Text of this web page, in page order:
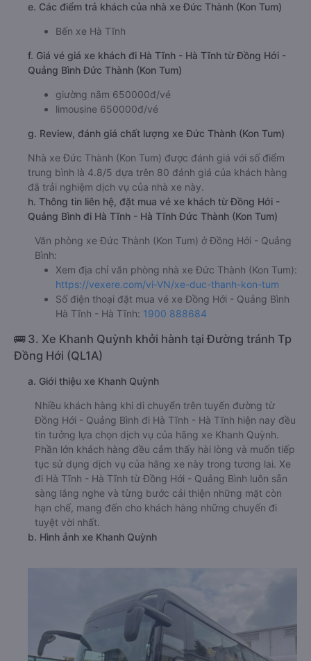
e. Các điểm trả khách của nhà xe Đức Thành (Kon Tum)
Bến xe Hà Tĩnh
f. Giá vé giá xe khách đi Hà Tĩnh - Hà Tĩnh từ Đồng Hới -
Quảng Bình Đức Thành (Kon Tum)
giường nằm 650000đ/vé
limousine 650000đ/vé
g. Review, đánh giá chất lượng xe Đức Thành (Kon Tum)
Nhà xe Đức Thành (Kon Tum) được đánh giá với số điểm
trung bình là 4.8/5 dựa trên 80 đánh giá của khách hàng
đã trải nghiệm dịch vụ của nhà xe này.
h. Thông tin liên hệ, đặt mua vé xe khách từ Đồng Hới -
Quảng Bình đi Hà Tĩnh - Hà Tĩnh Đức Thành (Kon Tum)
Văn phòng xe Đức Thành (Kon Tum) ở Đồng Hới - Quảng
Bình:
Xem địa chỉ văn phòng nhà xe Đức Thành (Kon Tum):
https://vexere.com/vi-VN/xe-duc-thanh-kon-tum
Số điện thoại đặt mua vé xe Đồng Hới - Quảng Bình
Hà Tĩnh - Hà Tĩnh: 1900 888684
🚌 3. Xe Khanh Quỳnh khởi hành tại Đường tránh Tp
Đồng Hới (QL1A)
a. Giới thiệu xe Khanh Quỳnh
Nhiều khách hàng khi di chuyển trên tuyến đường từ
Đồng Hới - Quảng Bình đi Hà Tĩnh - Hà Tĩnh hiện nay đều
tin tưởng lựa chọn dịch vụ của hãng xe Khanh Quỳnh.
Phần lớn khách hàng đều cảm thấy hài lòng và muốn tiếp
tục sử dụng dịch vụ của hãng xe này trong tương lai. Xe
đi Hà Tĩnh - Hà Tĩnh từ Đồng Hới - Quảng Bình luôn sẵn
sàng lắng nghe và từng bước cải thiện những mặt còn
hạn chế, mang đến cho khách hàng những chuyến đi
tuyệt vời nhất.
b. Hình ảnh xe Khanh Quỳnh